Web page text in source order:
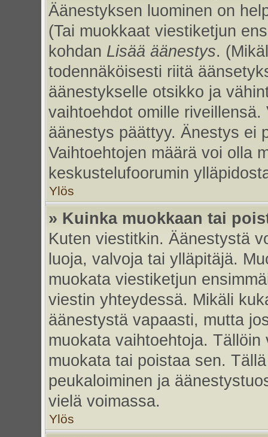
Äänestyksen luominen on
(Tai muokkaat viestiketjun
kohdan Lisää äänestys.
todennäköisesti riitä
äänestykselle otsikko ja
vaihtoehdot omille
äänestys päättyy. Änestys ei
Vaihtoehtojen määrä voi olla
keskustelufoorumin
Ylös
» Kuinka muokkaan tai
Kuten viestitkin. Äänestystä
luoja, valvoja tai ylläpitäjä.
muokata viestiketjun
viestin yhteydessä. Mikäli
äänestystä vapaasti, mutta
muokata vaihtoehtoja.
muokata tai poistaa sen.
peukaloiminen ja
vielä voimassa.
Ylös